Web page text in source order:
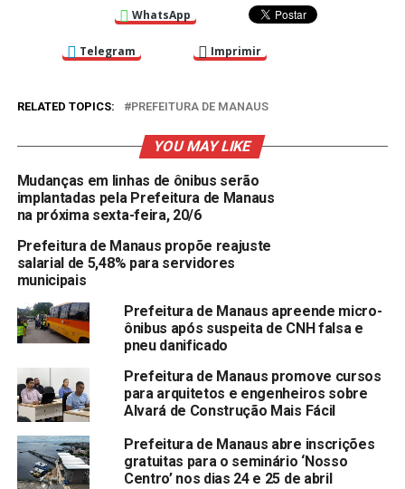
WhatsApp
Telegram Imprimir
RELATED TOPICS: PREFEITURA DE MANAUS
YOU MAY LIKE
Mudanças em linhas de ônibus serão
implantadas pela Prefeitura de Manaus
na próxima sexta-feira, 20/6
Prefeitura de Manaus propõe reajuste
salarial de 5,48% para servidores
municipais
Prefeitura de Manaus apreende micro-
ônibus após suspeita de CNH falsa e
pneu danificado
Prefeitura de Manaus promove cursos
para arquitetos e engenheiros sobre
Alvará de Construção Mais Fácil
Prefeitura de Manaus abre inscrições
gratuitas para o seminário ‘Nosso
Centro’ nos dias 24 e 25 de abril